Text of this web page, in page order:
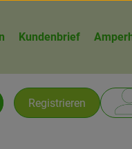
Kundenbrief
Registrieren